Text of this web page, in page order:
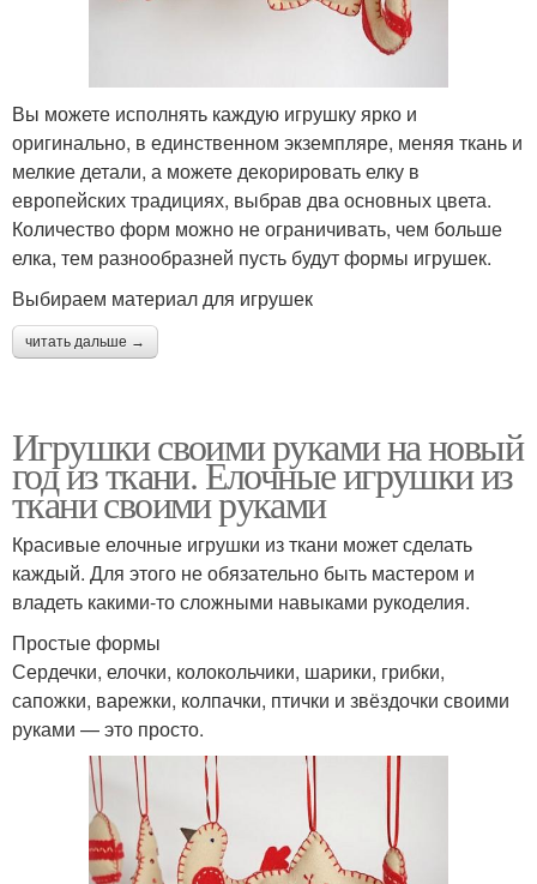
Вы можете исполнять каждую игрушку ярко и
оригинально, в единственном экземпляре, меняя ткань и
мелкие детали, а можете декорировать елку в
европейских традициях, выбрав два основных цвета.
Количество форм можно не ограничивать, чем больше
елка, тем разнообразней пусть будут формы игрушек.
Выбираем материал для игрушек
читать дальше →
Игрушки своими руками на новый
год из ткани. Елочные игрушки из
ткани своими руками
Красивые елочные игрушки из ткани может сделать
каждый. Для этого не обязательно быть мастером и
владеть какими-то сложными навыками рукоделия.
Простые формы
Сердечки, елочки, колокольчики, шарики, грибки,
сапожки, варежки, колпачки, птички и звёздочки своими
руками — это просто.